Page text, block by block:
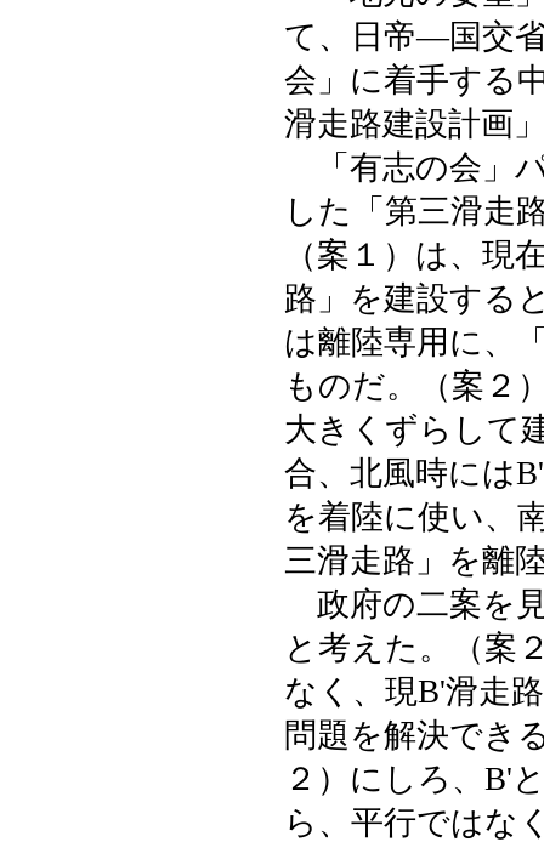
て、日帝―国交
会」に着手する
滑走路建設計画
「有志の会」
した「第三滑走
（案１）は、現
路」を建設する
は離陸専用に、
ものだ。（案２
大きくずらして
合、北風時には
を着陸に使い、
三滑走路」を離
政府の二案を
と考えた。（案
なく、現B'滑走
問題を解決でき
２）にしろ、B'
ら、平行ではな